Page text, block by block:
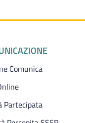
Comunica
Partecipata